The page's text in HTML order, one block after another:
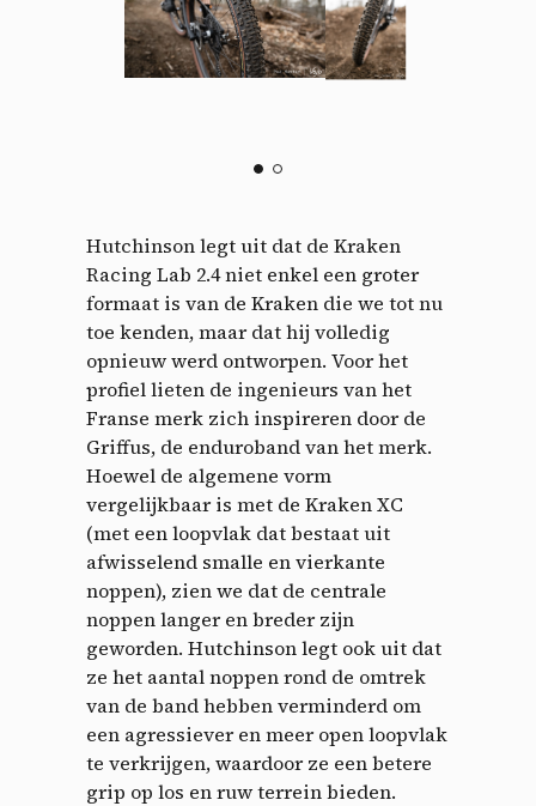
Hutchinson legt uit dat de Kraken
Racing Lab 2.4 niet enkel een groter
formaat is van de Kraken die we tot nu
toe kenden, maar dat hij volledig
opnieuw werd ontworpen. Voor het
profiel lieten de ingenieurs van het
Franse merk zich inspireren door de
Griffus, de enduroband van het merk.
Hoewel de algemene vorm
vergelijkbaar is met de Kraken XC
(met een loopvlak dat bestaat uit
afwisselend smalle en vierkante
noppen), zien we dat de centrale
noppen langer en breder zijn
geworden. Hutchinson legt ook uit dat
ze het aantal noppen rond de omtrek
van de band hebben verminderd om
een ​​agressiever en meer open loopvlak
te verkrijgen, waardoor ze een betere
grip op los en ruw terrein bieden.